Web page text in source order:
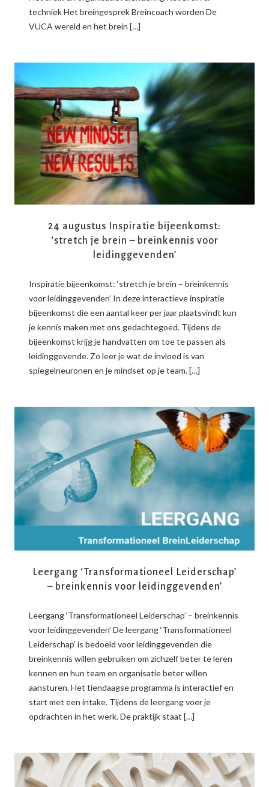
techniek Het breingesprek Breincoach worden De
VUCA wereld en het brein […]
READ MORE
24 augustus Inspiratie bijeenkomst:
‘stretch je brein – breinkennis voor
leidinggevenden’
Inspiratie bijeenkomst: ‘stretch je brein – breinkennis
voor leidinggevenden’ In deze interactieve inspiratie
bijeenkomst die een aantal keer per jaar plaatsvindt kun
je kennis maken met ons gedachtegoed. Tijdens de
bijeenkomst krijg je handvatten om toe te passen als
leidinggevende. Zo leer je wat de invloed is van
spiegelneuronen en je mindset op je team. […]
READ MORE
Leergang ‘Transformationeel Leiderschap’
– breinkennis voor leidinggevenden’
Leergang ‘Transformationeel Leiderschap’ – breinkennis
voor leidinggevenden’ De leergang ‘Transformationeel
Leiderschap’ is bedoeld voor leidinggevenden die
breinkennis willen gebruiken om zichzelf beter te leren
kennen en hun team en organisatie beter willen
aansturen. Het tiendaagse programma is interactief en
start met een intake. Tijdens de leergang voer je
opdrachten in het werk. De praktijk staat […]